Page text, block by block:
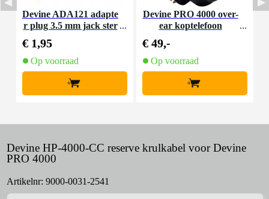
Devine ADA121 adapte
r plug 3.5 mm jack ster
€ 1,95
Op voorraad
+
Devine PRO 4000 over-
ear koptelefoon
€ 49,-
Op voorraad
+
Devine HP-4000-CC reserve krulkabel voor Devine
PRO 4000
Artikelnr: 9000-0031-2541